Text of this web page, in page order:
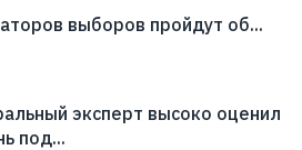
выборов пройдут об...
эксперт высоко оценил
под...